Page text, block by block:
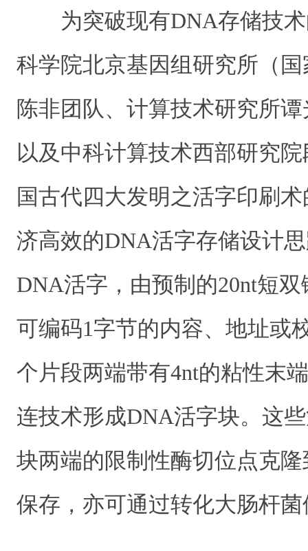
为突破现有DNA存储技
科学院北京基因组研究所（
陈非团队、计算技术研究所
以及中科计算技术西部研究
国古代四大发明之活字印刷
济高效的DNA活字存储设计
DNA活字，由预制的20nt短
可编码1字节的内容、地址或
个片段两端带有4nt的粘性末
连技术形成DNA活字块。这
块两端的限制性酶切位点克
保存，亦可通过转化大肠杆